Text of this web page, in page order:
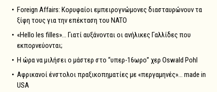
Foreign Affairs: Κορυφαίοι εμπειρογνώμονες διασταυρώνουν τα
ξίφη τους για την επέκταση του NATO
«Hello les filles»… Γιατί αυξάνονται οι ανήλικες Γαλλίδες που
εκπορνεύονται;
Η ώρα να μιλήσει ο μάστερ στο “υπερ-16ωρο” χερ Oswald Pohl
Αφρικανοί ένστολοι πραξικοπηματίες με «περγαμηνές»… made in
USA